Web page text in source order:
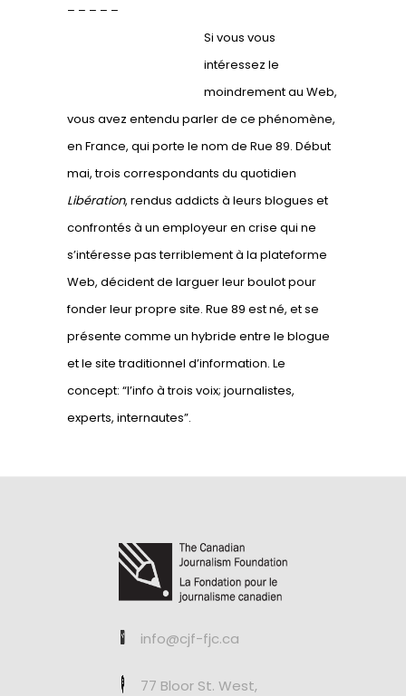
– – – – –
Si vous vous
intéressez le
moindrement au Web,
vous avez entendu parler de ce phénomène,
en France, qui porte le nom de Rue 89. Début
mai, trois correspondants du quotidien
Libération, rendus addicts à leurs blogues et
confrontés à un employeur en crise qui ne
s’intéresse pas terriblement à la plateforme
Web, décident de larguer leur boulot pour
fonder leur propre site. Rue 89 est né, et se
présente comme un hybride entre le blogue
et le site traditionnel d’information. Le
concept: “l’info à trois voix; journalistes,
experts, internautes”.
info@cjf-fjc.ca
77 Bloor St. West,